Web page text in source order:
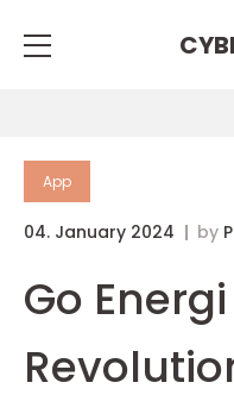
App
04. January 2024 by
Go